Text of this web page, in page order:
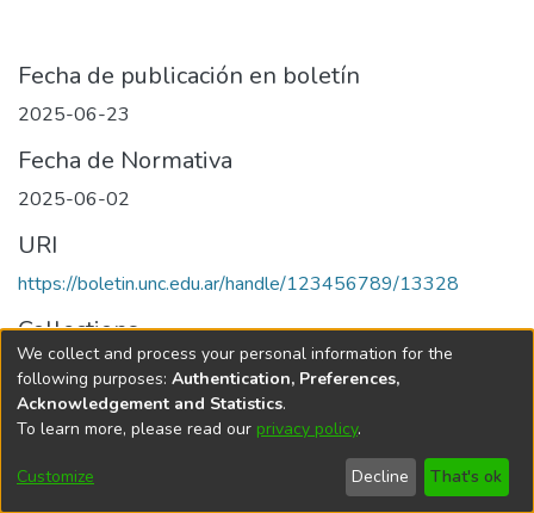
Fecha de publicación en boletín
2025-06-23
Fecha de Normativa
2025-06-02
URI
https://boletin.unc.edu.ar/handle/123456789/13328
Collections
Edición 005/2025 del 23 de junio de 2025
Universidad Nacional de Córdoba
We collect and process your personal information for the
following purposes: Authentication, Preferences,
Acknowledgement and Statistics.
To learn more, please read our privacy policy.
Customize Decline That's ok